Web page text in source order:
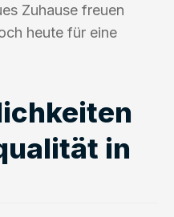
Zuhause freuen
heute für eine
in